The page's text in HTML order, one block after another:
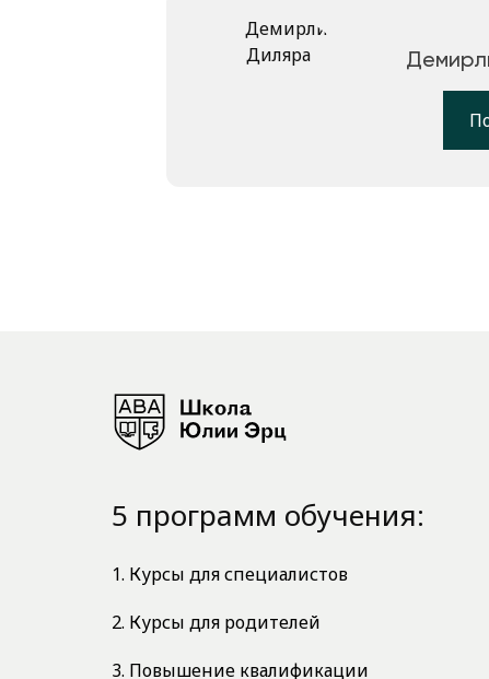
5 программ обучения:
1. Курсы для специалистов
2. Курсы для родителей
3. Повышение квалификации